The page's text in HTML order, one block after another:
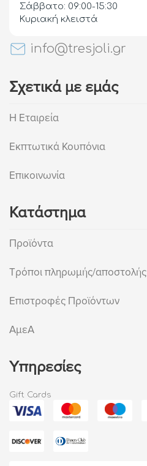
Σάββατο: 09:00-15:30
Κυριακή κλειστά
info@tresjoli.gr
Σχετικά με εμάς
Η Εταιρεία
Εκπτωτικά Κουπόνια
Επικοινωνία
Κατάστημα
Προϊόντα
Τρόποι πληρωμής/αποστολής
Επιστροφές Προϊόντων
ΑμεΑ
Υπηρεσίες
Gift Cards